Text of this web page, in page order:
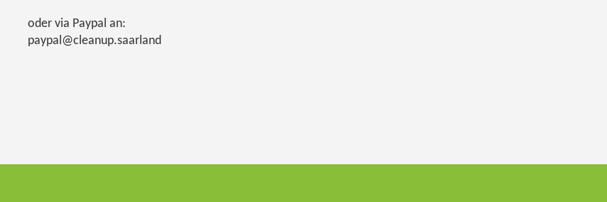
oder via Paypal an:
paypal@cleanup.saarland